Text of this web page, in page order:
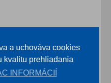
a uchováva cookies
kvalitu prehliadania
INFORMÁCIÍ